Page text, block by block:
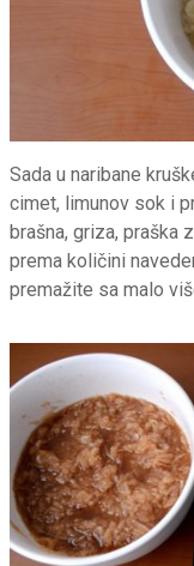
Sada u naribane
cimet, limunov sok i
brašna, griza, praška
prema količini
premažite sa malo